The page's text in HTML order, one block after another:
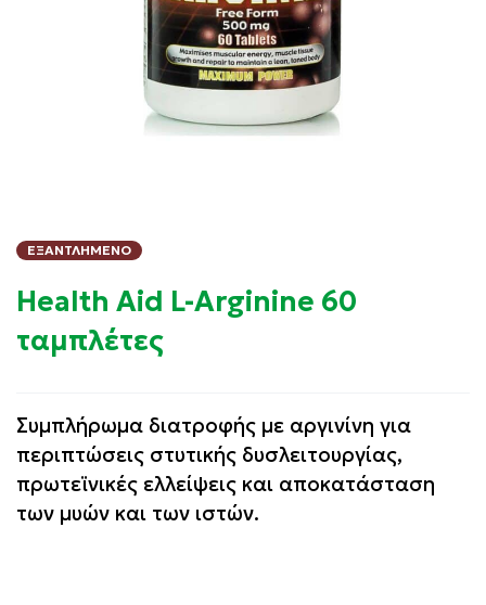
ΕΞΑΝΤΛΗΜΈΝΟ
Health Aid L-Arginine 60
ταμπλέτες
Συμπλήρωμα διατροφής με αργινίνη για
περιπτώσεις στυτικής δυσλειτουργίας,
πρωτεϊνικές ελλείψεις και αποκατάσταση
των μυών και των ιστών.